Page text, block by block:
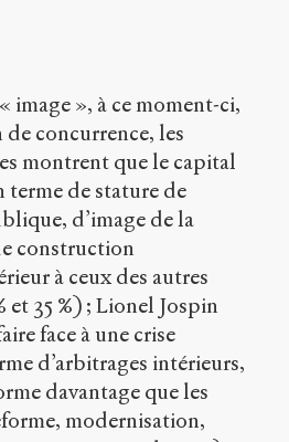
image », à ce moment-ci,
concurrence, les
montrent que le capital
terme de stature de
d’image de la
construction
à ceux des autres
et 35 %) ; Lionel Jospin
face à une crise
d’arbitrages intérieurs,
davantage que les
modernisation,